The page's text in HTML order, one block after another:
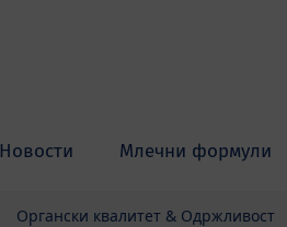
Новости Млечни формули
Органски квалитет & Одржливост